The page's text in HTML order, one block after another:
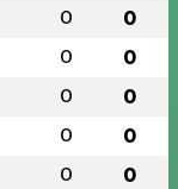
0 0
0 0
0 0
0 0
0 0